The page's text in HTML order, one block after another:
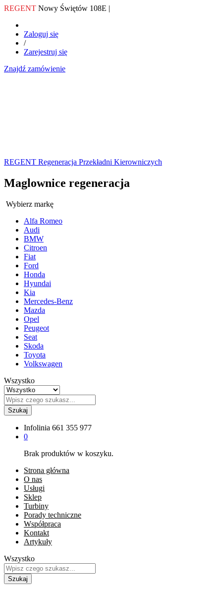
REGENT Nowy Świętów 108E |
Zaloguj się
/
Zarejestruj się
Znajdź zamówienie
REGENT Regeneracja Przekładni Kierowniczych
Maglownice regeneracja
Wybierz markę
Alfa Romeo
Audi
BMW
Citroen
Fiat
Ford
Honda
Hyundai
Kia
Mercedes-Benz
Mazda
Opel
Peugeot
Seat
Skoda
Toyota
Volkswagen
Wszystko
Szukaj
Infolinia 661 355 977
0
Brak produktów w koszyku.
Strona główna
O nas
Usługi
Sklep
Turbiny
Porady techniczne
Współpraca
Kontakt
Artykuły
Wszystko
Szukaj